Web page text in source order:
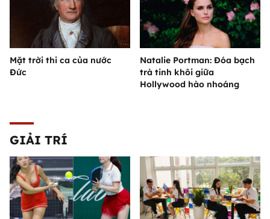
Mặt trời thi ca của nước
Đức
Natalie Portman: Đóa bạch
trà tinh khôi giữa
Hollywood hào nhoáng
GIẢI TRÍ